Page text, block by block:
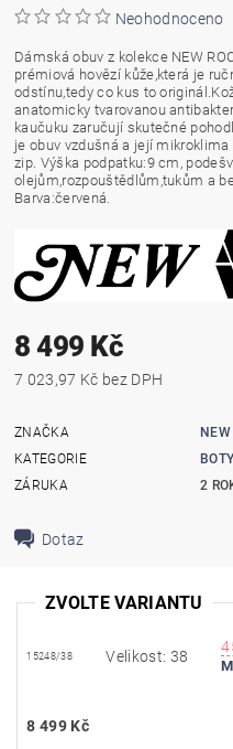
Neohodnoceno
Dámská obuv z kolekce NEW
prémiová hovězí kůže,která je
odstínu,tedy co kus to
anatomicky tvarovanou
kaučuku zaručují skutečné
je obuv vzdušná a její
zip. Výška podpatku:9 cm,
olejům,rozpouštědlům,tukům a
Barva:červená.
8 499 Kč
7 023,97 Kč bez DPH
ZNAČKA
NEW
KATEGORIE
ZÁRUKA
2
Dotaz
ZVOLTE VARIANTU
15248/38 Velikost: 38
8 499 Kč